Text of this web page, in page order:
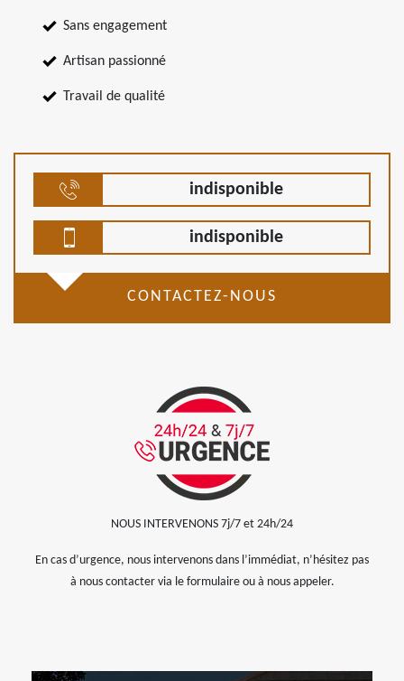
Sans engagement
Artisan passionné
Travail de qualité
indisponible
indisponible
CONTACTEZ-NOUS
NOUS INTERVENONS 7j/7 et 24h/24
En cas d’urgence, nous intervenons dans l’immédiat, n’hésitez pas
à nous contacter via le formulaire ou à nous appeler.